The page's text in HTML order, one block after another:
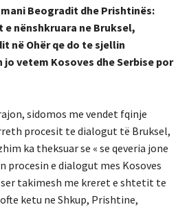
Beogradit dhe Prishtinës:
nënshkruara ne Bruksel,
në Ohër qe do te sjellin
vetem Kosoves dhe Serbise por
sidomos me vendet fqinje
procesit te dialogut të Bruksel,
ka theksuar se « se qeveria jone
procesin e dialogut mes Kosoves
ser takimesh me kreret e shtetit te
ketu ne Shkup, Prishtine,